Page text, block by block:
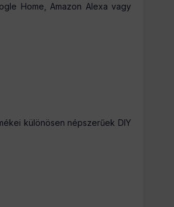
Home, Amazon Alexa vagy
különösen népszerűek DIY